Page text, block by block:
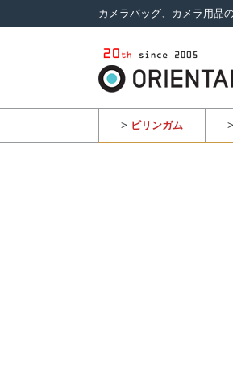
カメラバッグ、カメラ用品
> ビリンガム >